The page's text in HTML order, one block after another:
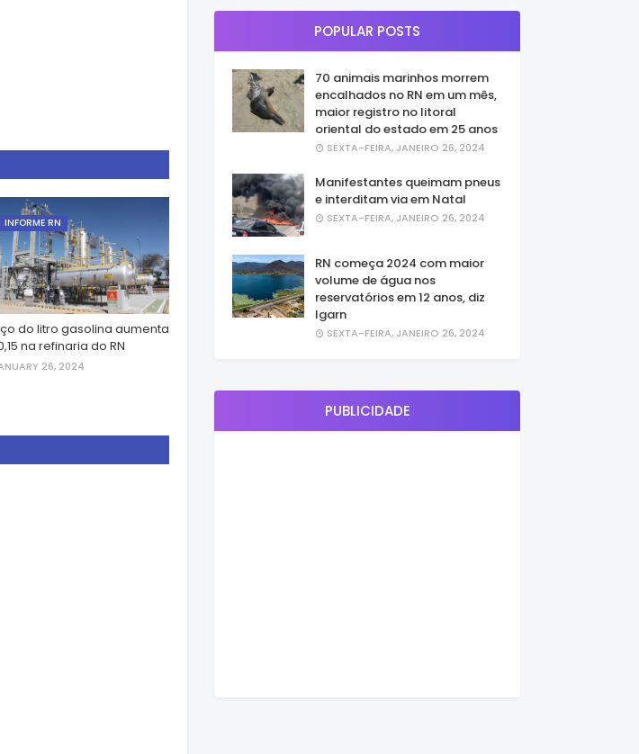
INFORME RN
do litro gasolina aumenta
na refinaria do RN
26, 2024
POPULAR POSTS
70 animais marinhos morrem
encalhados no RN em um mês,
maior registro no litoral
oriental do estado em 25 anos
SEXTA-FEIRA, JANEIRO 26, 2024
Manifestantes queimam pneus
e interditam via em Natal
SEXTA-FEIRA, JANEIRO 26, 2024
RN começa 2024 com maior
volume de água nos
reservatórios em 12 anos, diz
Igarn
SEXTA-FEIRA, JANEIRO 26, 2024
PUBLICIDADE